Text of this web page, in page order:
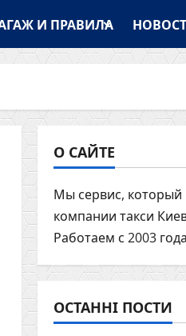
И ПРАВИЛА
О САЙТЕ
Мы сервис, который
компании такси
Работаем с 2003
ОСТАННІ ПОСТИ